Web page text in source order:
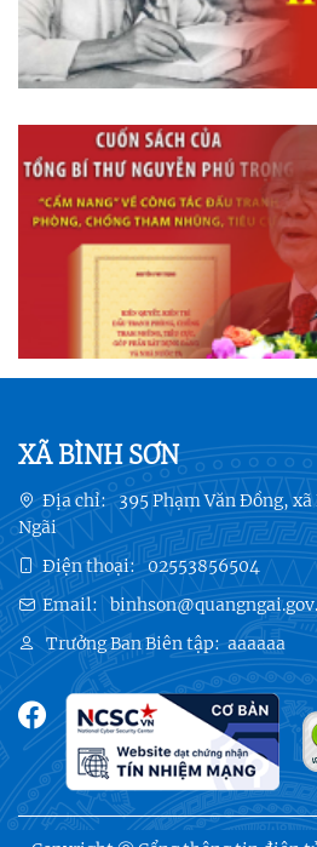
XÃ BÌNH SƠN
Địa chỉ:
395 Phạm Văn Đồng,
Ngãi
Điện thoại: 02553856504
Email:
Trưởng Ban Biên tập:aaaaaa